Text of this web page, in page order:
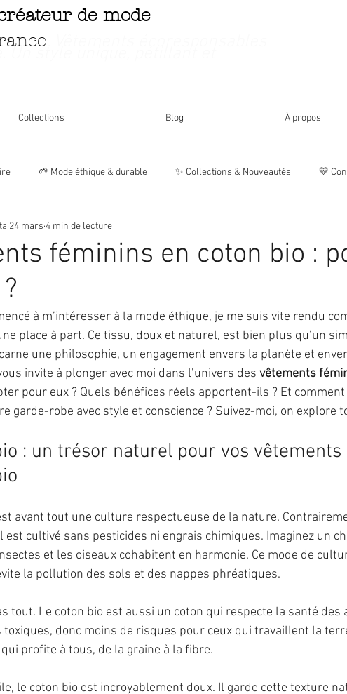
de mode
Collections Blog À propos
🌱 Mode éthique & durable ✨ Collections & Nouveautés 💛
🌸 Histoires & Inspirations
féminins en coton bio :
24 mars 4 min de lecture
à m’intéresser à la mode éthique, je me suis vite rendu
place à part. Ce tissu, doux et naturel, est bien plus qu’un
une philosophie, un engagement envers la planète et
invite à plonger avec moi dans l’univers des vêtements
pour eux ? Quels bénéfices réels apportent-ils ? Et
garde-robe avec style et conscience ? Suivez-moi, on explore
: un trésor naturel pour vos
avant tout une culture respectueuse de la nature.
est cultivé sans pesticides ni engrais chimiques. Imaginez un
et les oiseaux cohabitent en harmonie. Ce mode de
la pollution des sols et des nappes phréatiques.
tout. Le coton bio est aussi un coton qui respecte la santé des
donc moins de risques pour ceux qui travaillent la
profite à tous, de la graine à la fibre.
le coton bio est incroyablement doux. Il garde cette texture